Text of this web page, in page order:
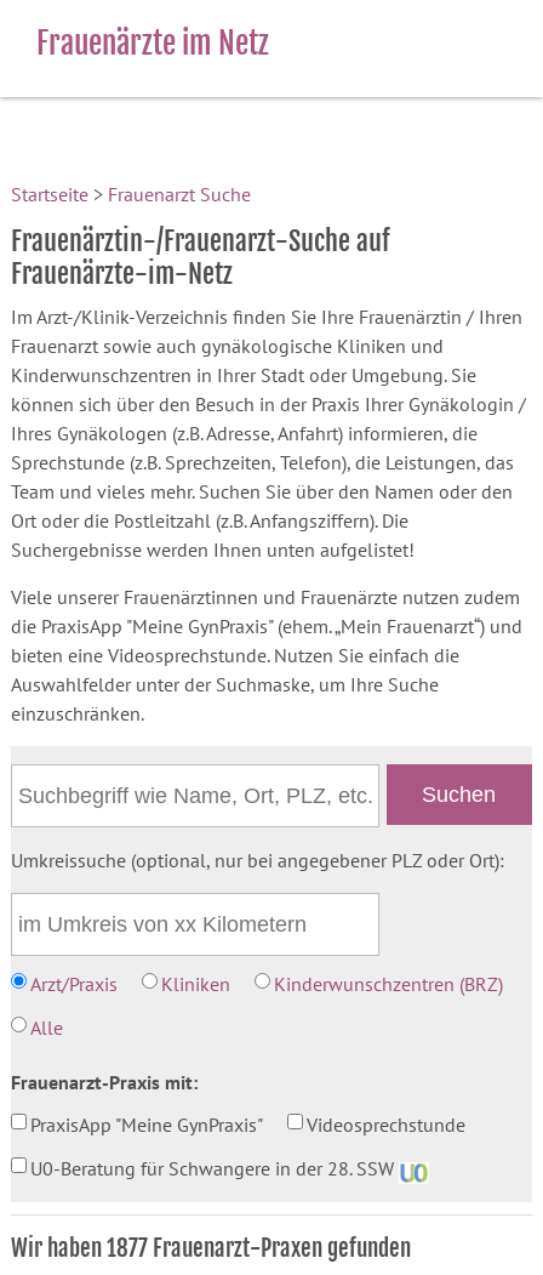
Frauenärzte im Netz
Startseite> Frauenarzt Suche
Frauenärztin-/Frauenarzt-Suche auf
Frauenärzte-im-Netz
Im Arzt-/Klinik-Verzeichnis finden Sie Ihre Frauenärztin / Ihren
Frauenarzt sowie auch gynäkologische Kliniken und
Kinderwunschzentren in Ihrer Stadt oder Umgebung. Sie
können sich über den Besuch in der Praxis Ihrer Gynäkologin /
Ihres Gynäkologen (z.B. Adresse, Anfahrt) informieren, die
Sprechstunde (z.B. Sprechzeiten, Telefon), die Leistungen, das
Team und vieles mehr. Suchen Sie über den Namen oder den
Ort oder die Postleitzahl (z.B. Anfangsziffern). Die
Suchergebnisse werden Ihnen unten aufgelistet!
Viele unserer Frauenärztinnen und Frauenärzte nutzen zudem
die PraxisApp "Meine GynPraxis" (ehem. „Mein Frauenarzt“) und
bieten eine Videosprechstunde. Nutzen Sie einfach die
Auswahlfelder unter der Suchmaske, um Ihre Suche
einzuschränken.
Umkreissuche (optional, nur bei angegebener PLZ oder Ort):
Arzt/Praxis Kliniken
Kinderwunschzentren (BRZ)
Alle
Frauenarzt-Praxis mit:
PraxisApp "Meine GynPraxis"
Videosprechstunde
U0-Beratung für Schwangere in der 28. SSW
Wir haben 1877 Frauenarzt-Praxen gefunden